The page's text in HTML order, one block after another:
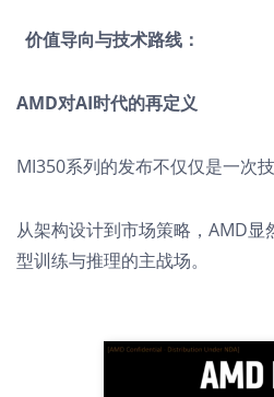
价值导向与技术路线：
AMD对AI时代的再定义
MI350系列的发布不仅仅是一次
从架构设计到市场策略，AMD
型训练与推理的主战场。